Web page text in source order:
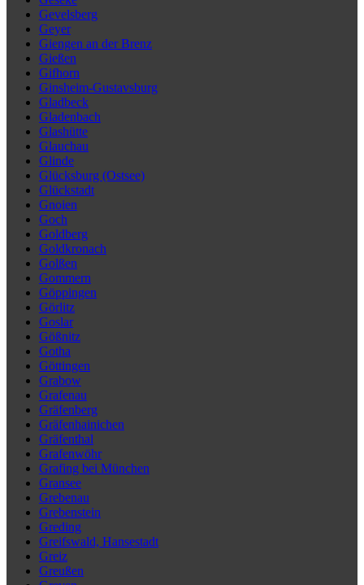
Gevelsberg
Geyer
Giengen an der Brenz
Gießen
Gifhorn
Ginsheim-Gustavsburg
Gladbeck
Gladenbach
Glashütte
Glauchau
Glinde
Glücksburg (Ostsee)
Glückstadt
Gnoien
Goch
Goldberg
Goldkronach
Golßen
Gommern
Göppingen
Görlitz
Goslar
Gößnitz
Gotha
Göttingen
Grabow
Grafenau
Gräfenberg
Gräfenhainichen
Gräfenthal
Grafenwöhr
Grafing bei München
Gransee
Grebenau
Grebenstein
Greding
Greifswald, Hansestadt
Greiz
Greußen